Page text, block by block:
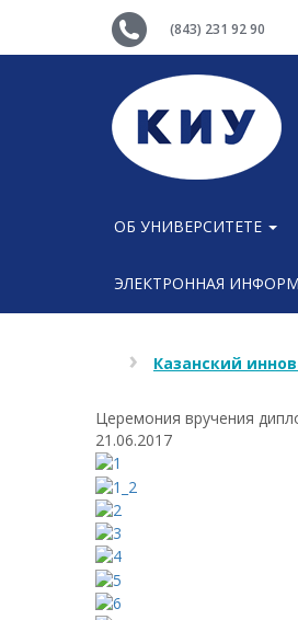
(843) 231 92 90
ОБ УНИВЕРСИТЕТЕ
ЭЛЕКТРОННАЯ
Казанский
Церемония вручения
21.06.2017